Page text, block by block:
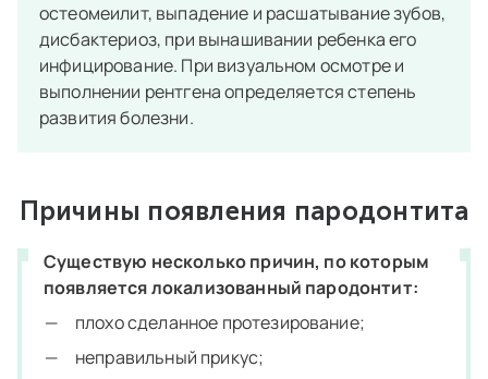
остеомеилит, выпадение и расшатывание зубов,
дисбактериоз, при вынашивании ребенка его
инфицирование. При визуальном осмотре и
выполнении рентгена определяется степень
развития болезни.
Причины появления пародонтита
Существую несколько причин, по которым
появляется локализованный пародонтит:
плохо сделанное протезирование;
неправильный прикус;